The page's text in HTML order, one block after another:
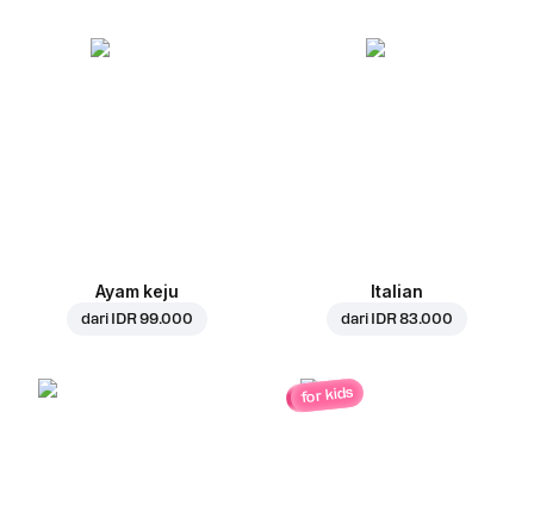
Ayam keju
dari IDR 99.000
Italian
dari IDR 83.000
for kids